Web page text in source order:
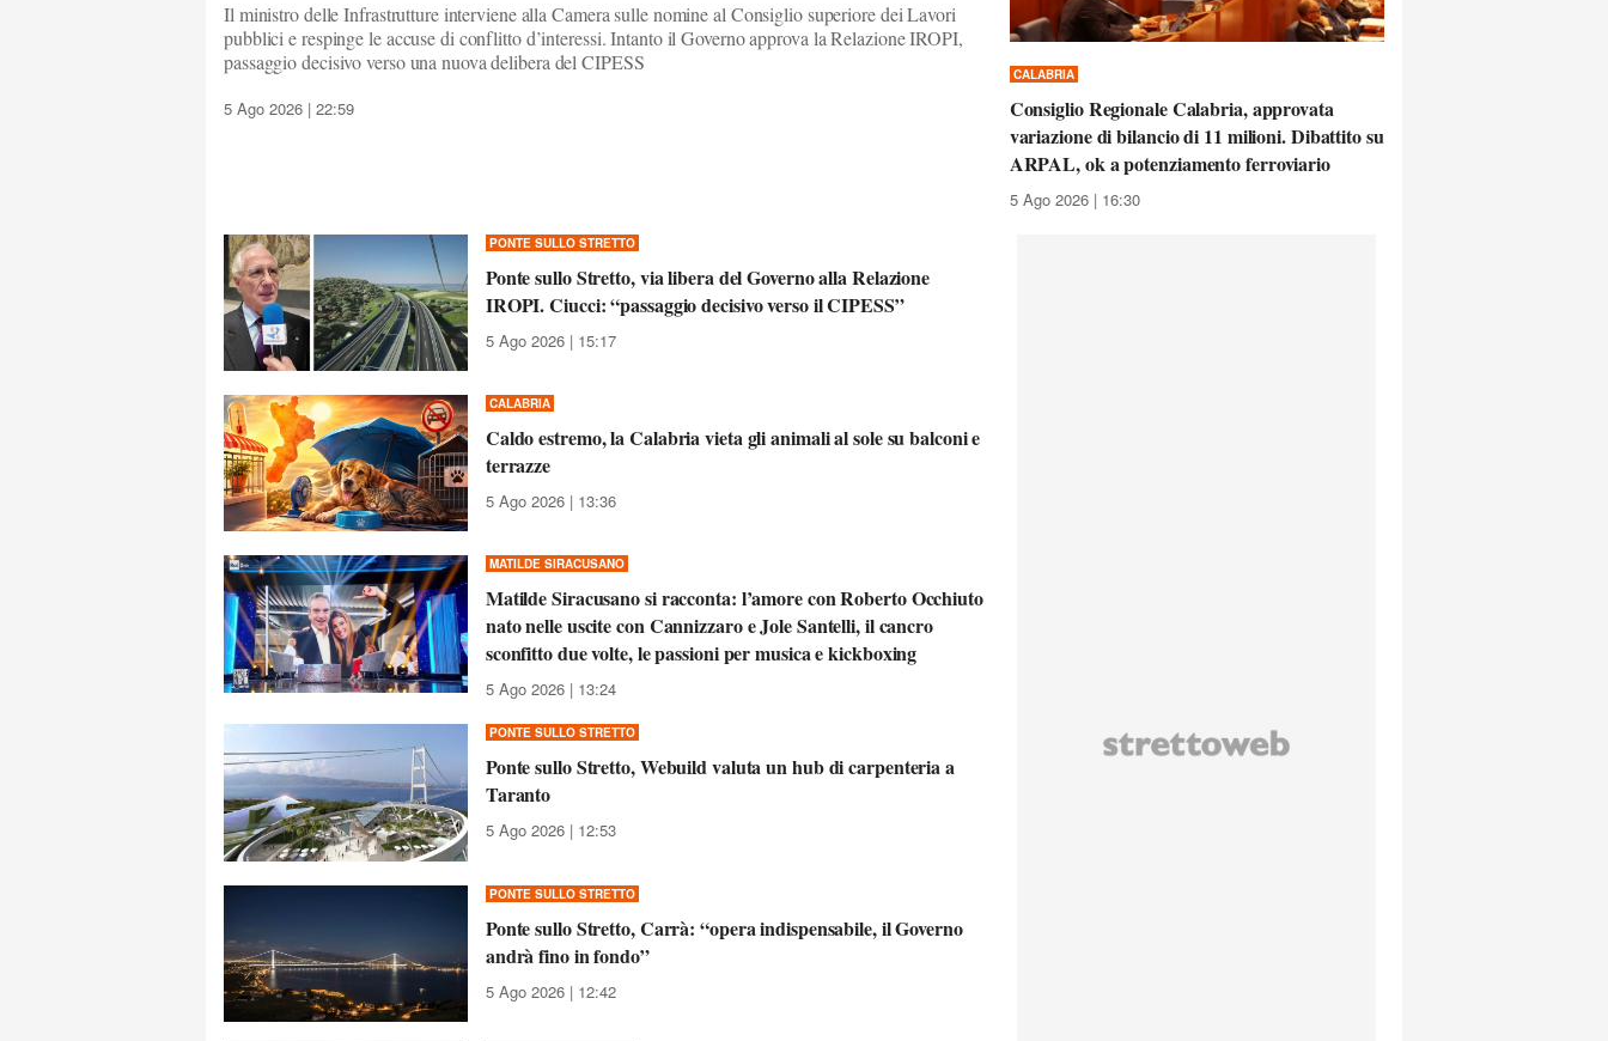
Il ministro delle Infrastrutture interviene alla Camera sulle nomine al Consiglio superiore dei Lavori
pubblici e respinge le accuse di conflitto d’interessi. Intanto il Governo approva la Relazione IROPI,
passaggio decisivo verso una nuova delibera del CIPESS
5 Ago 2026 | 22:59
CALABRIA
Consiglio Regionale Calabria, approvata
variazione di bilancio di 11 milioni. Dibattito su
ARPAL, ok a potenziamento ferroviario
5 Ago 2026 | 16:30
PONTE SULLO STRETTO
Ponte sullo Stretto, via libera del Governo alla Relazione
IROPI. Ciucci: “passaggio decisivo verso il CIPESS”
5 Ago 2026 | 15:17
CALABRIA
Caldo estremo, la Calabria vieta gli animali al sole su balconi e
terrazze
5 Ago 2026 | 13:36
MATILDE SIRACUSANO
Matilde Siracusano si racconta: l’amore con Roberto Occhiuto
nato nelle uscite con Cannizzaro e Jole Santelli, il cancro
sconfitto due volte, le passioni per musica e kickboxing
5 Ago 2026 | 13:24
PONTE SULLO STRETTO
Ponte sullo Stretto, Webuild valuta un hub di carpenteria a
Taranto
5 Ago 2026 | 12:53
PONTE SULLO STRETTO
Ponte sullo Stretto, Carrà: “opera indispensabile, il Governo
andrà fino in fondo”
5 Ago 2026 | 12:42